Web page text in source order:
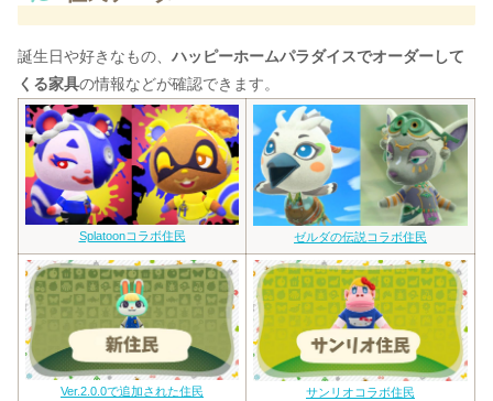
誕生日や好きなもの、 ハッピーホームパラダイスでオーダーして
くる家具の情報などが確認できます。
Splatoonコラボ住民 ゼルダの伝説コラボ住民
Ver.2.0.0で追加された住民 サンリオコラボ住民